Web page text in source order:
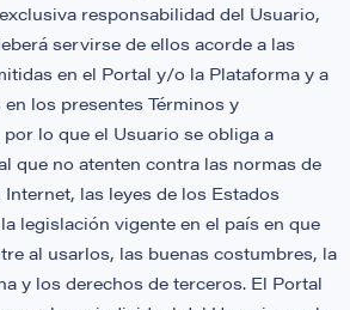
responsabilidad del Usuario,
servirse de ellos acorde a las
en el Portal y/o la Plataforma y a
los presentes Términos y
lo que el Usuario se obliga a
que no atenten contra las normas de
las leyes de los Estados
legislación vigente en el país en que
al usarlos, las buenas costumbres, la
y los derechos de terceros. El Portal